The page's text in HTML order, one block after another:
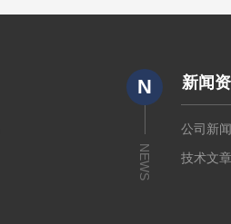
N
NEWS
新闻
公司新
技术文